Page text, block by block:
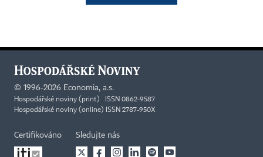
© 1996-2026 Economia, a.s.
Hospodářské noviny (print) ISSN 0862-9587
Hospodářské noviny (online) ISSN 2787-950X
Certifikováno Sledujte nás